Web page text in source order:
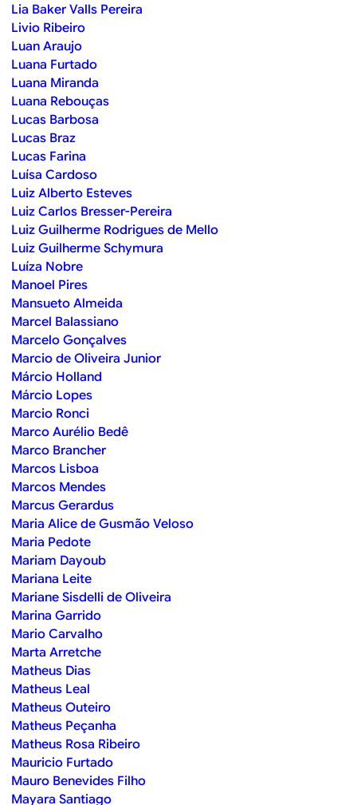
Lia Baker Valls Pereira
Livio Ribeiro
Luan Araujo
Luana Furtado
Luana Miranda
Luana Rebouças
Lucas Barbosa
Lucas Braz
Lucas Farina
Luísa Cardoso
Luiz Alberto Esteves
Luiz Carlos Bresser-Pereira
Luiz Guilherme Rodrigues de Mello
Luiz Guilherme Schymura
Luíza Nobre
Manoel Pires
Mansueto Almeida
Marcel Balassiano
Marcelo Gonçalves
Marcio de Oliveira Junior
Márcio Holland
Márcio Lopes
Marcio Ronci
Marco Aurélio Bedê
Marco Brancher
Marcos Lisboa
Marcos Mendes
Marcus Gerardus
Maria Alice de Gusmão Veloso
Maria Pedote
Mariam Dayoub
Mariana Leite
Mariane Sisdelli de Oliveira
Marina Garrido
Mario Carvalho
Marta Arretche
Matheus Dias
Matheus Leal
Matheus Outeiro
Matheus Peçanha
Matheus Rosa Ribeiro
Mauricio Furtado
Mauro Benevides Filho
Mayara Santiago